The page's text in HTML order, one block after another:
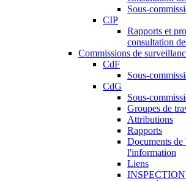
Sous-
CIP
Rapports et
consultation
Commissions de
CdF
Sous-
CdG
Sous-
Groupes de
Attributions
Rapports
Documents de
l'information
Liens